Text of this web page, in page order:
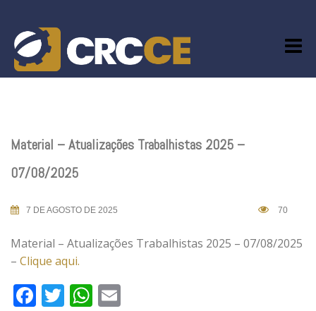
content
Material – Atualizações Trabalhistas 2025 –
07/08/2025
7 DE AGOSTO DE 2025 70
Material – Atualizações Trabalhistas 2025 – 07/08/2025
– Clique aqui.
Facebook
TwitterWhatsApp